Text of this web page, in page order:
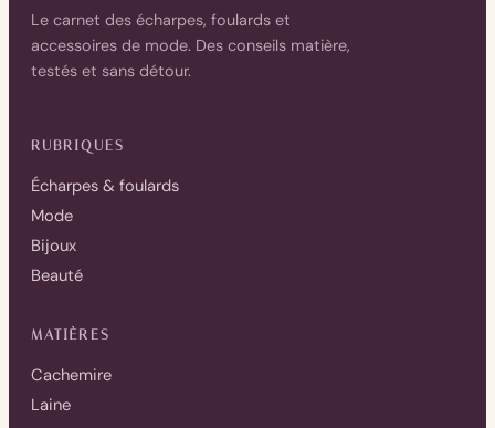
Le carnet des écharpes, foulards et
accessoires de mode. Des conseils matière,
testés et sans détour.
RUBRIQUES
Écharpes & foulards
Mode
Bijoux
Beauté
MATIÈRES
Cachemire
Laine